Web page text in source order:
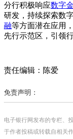
分行积极响应数字
研发，持续探索数
融等方面潜在应用
先行示范区，引领
责任编辑：陈爱
免责声明：
电子银行网发布的专栏、
于作者投稿或转载自相关